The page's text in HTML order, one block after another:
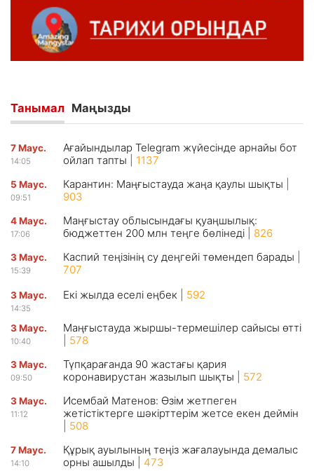
Танымал Маңызды
7 Маус.
14:05
Ағайындылар Telegram жүйесінде арнайы бот
ойлап тапты
1137
5 Маус.
09:51
Карантин: Маңғыстауда жаңа қаулы шықты
903
4 Маус.
17:06
Маңғыстау облысындағы қуаңшылық:
бюджеттен 200 млн теңге бөлінеді
826
3 Маус.
15:39
Каспий теңізінің су деңгейі төмендеп барады
707
3 Маус.
14:35
Екі жылда еселі еңбек 592
3 Маус.
10:40
Маңғыстауда жыршы-термешілер сайысы өтті
578
3 Маус.
09:50
Түпқарағанда 90 жастағы қария
коронавирустан жазылып шықты
572
3 Маус.
11:12
Исембай Матенов: Өзім жетпеген
жетістіктерге шәкірттерім жетсе екен деймін
508
7 Маус.
14:10
Құрық ауылының теңіз жағалауында демалыс
орны ашылды
473